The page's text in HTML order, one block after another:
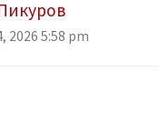
2026 5:58 pm